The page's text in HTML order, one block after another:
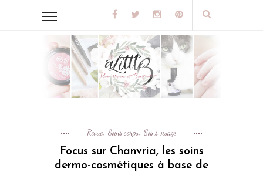
Revue, Soins corps, Soins visage
Focus sur Chanvria, les soins
dermo-cosmétiques à base de